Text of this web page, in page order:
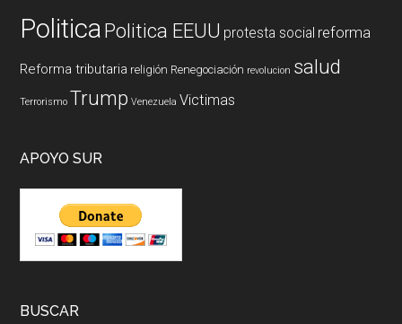
PoliticaPolitica EEUU protesta social reforma
Reforma tributaria religión Renegociación revolucion salud
Terrorismo Trump Venezuela Victimas
APOYO SUR
BUSCAR